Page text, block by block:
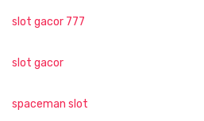
slot gacor 777
slot gacor
spaceman slot